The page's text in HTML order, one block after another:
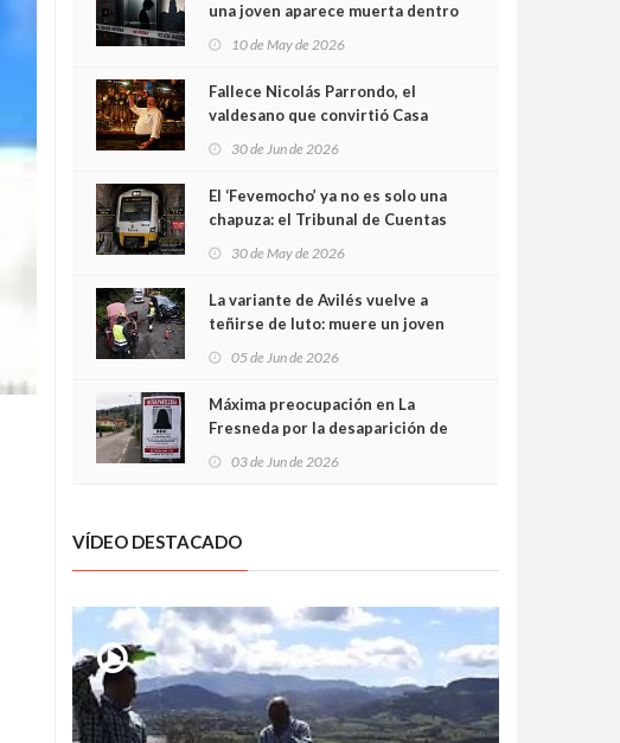
una joven aparece muerta dentro
cámaras captan sus últimos
minutos
10 de May de 2026
Fallece Nicolás Parrondo, el
valdesano que convirtió Casa
30 de Jun de 2026
El ‘Fevemocho’ ya no es solo una
chapuza: el Tribunal de Cuentas
sobrecoste de los trenes que no
cabían por los túneles
30 de May de 2026
La variante de Avilés vuelve a
teñirse de luto: muere un joven
05 de Jun de 2026
Máxima preocupación en La
Fresneda por la desaparición de
03 de Jun de 2026
VÍDEO DESTACADO